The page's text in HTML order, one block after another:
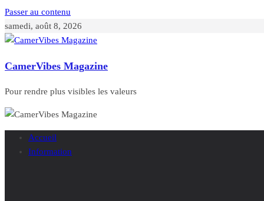
Passer au contenu
samedi, août 8, 2026
CamerVibes Magazine
Pour rendre plus visibles les valeurs
Accueil
Information